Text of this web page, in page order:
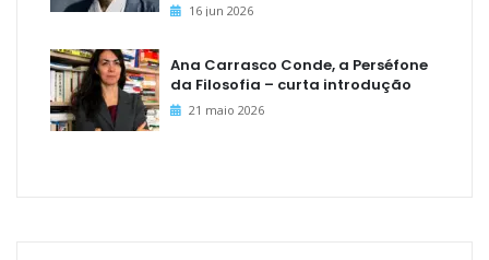
16 jun 2026
Ana Carrasco Conde, a Perséfone
da Filosofia – curta introdução
21 maio 2026